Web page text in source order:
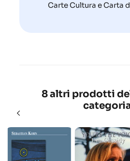
Carte Cultura e Carta
8 altri prodotti